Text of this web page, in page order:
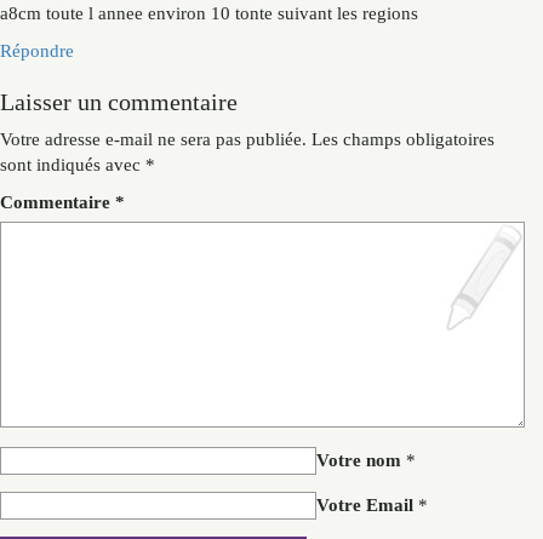
a8cm toute l annee environ 10 tonte suivant les regions
Répondre
Laisser un commentaire
Votre adresse e-mail ne sera pas publiée. Les champs obligatoires
sont indiqués avec *
Commentaire *
Votre nom *
Votre Email *